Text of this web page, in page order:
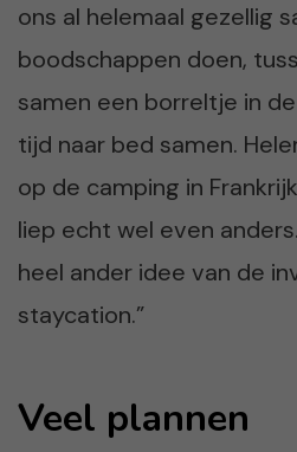
ons al helemaal gezellig
boodschappen doen,
samen een borreltje in
tijd naar bed samen.
op de camping in
liep echt wel even
heel ander idee van de
staycation.”
Veel plannen